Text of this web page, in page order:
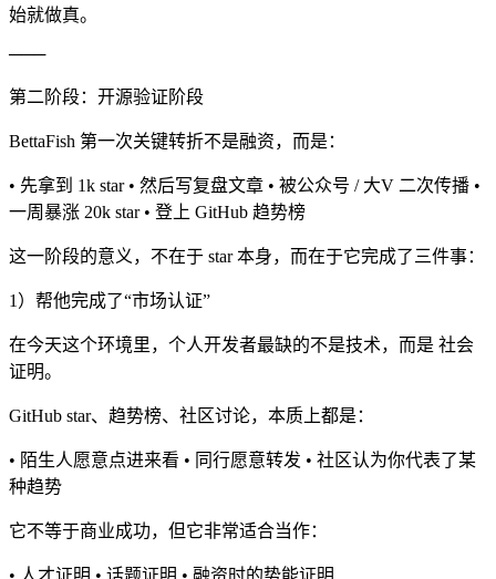
始就做真。
───
第二阶段：开源验证阶段
BettaFish 第一次关键转折不是融资，而是：
• 先拿到 1k star • 然后写复盘文章 • 被公众号 / 大V 二次传播 •
一周暴涨 20k star • 登上 GitHub 趋势榜
这一阶段的意义，不在于 star 本身，而在于它完成了三件事：
1）帮他完成了“市场认证”
在今天这个环境里，个人开发者最缺的不是技术，而是 社会
证明。
GitHub star、趋势榜、社区讨论，本质上都是：
• 陌生人愿意点进来看 • 同行愿意转发 • 社区认为你代表了某
种趋势
它不等于商业成功，但它非常适合当作：
• 人才证明 • 话题证明 • 融资时的势能证明